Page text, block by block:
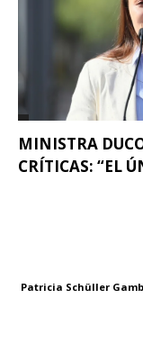
MINISTRA
CRÍTICAS: “EL
Patricia Schüller